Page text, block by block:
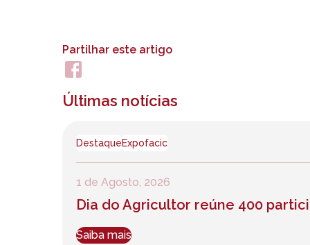
Partilhar este artigo
Últimas notícias
DestaqueExpofacic
1 de Agosto, 2026
Dia do Agricultor reúne 400
Saiba mais